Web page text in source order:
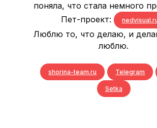
поняла, что стала немного
Пет-проект:
Люблю то, что делаю, и
люблю.
shorina-team.ru Telegram
Setka